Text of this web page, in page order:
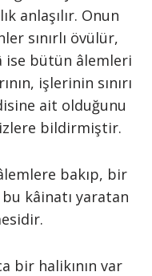
anlaşılır. Onun
sınırlı övülür,
ise bütün âlemleri
işlerinin sınırı
ait olduğunu
bildirmiştir.
bakıp, bir
kâinatı yaratan
bir halikının var